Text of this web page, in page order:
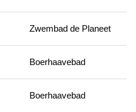
Zwembad de Planeet
Boerhaavebad
Boerhaavebad